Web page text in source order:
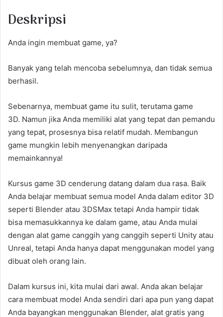
Deskripsi
Anda ingin membuat game, ya?
Banyak yang telah mencoba sebelumnya, dan tidak semua
berhasil.
Sebenarnya, membuat game itu sulit, terutama game
3D. Namun jika Anda memiliki alat yang tepat dan pemandu
yang tepat, prosesnya bisa relatif mudah. Membangun
game mungkin lebih menyenangkan daripada
memainkannya!
Kursus game 3D cenderung datang dalam dua rasa. Baik
Anda belajar membuat semua model Anda dalam editor 3D
seperti Blender atau 3DSMax tetapi Anda hampir tidak
bisa memasukkannya ke dalam game, atau Anda mulai
dengan alat game canggih yang canggih seperti Unity atau
Unreal, tetapi Anda hanya dapat menggunakan model yang
dibuat oleh orang lain.
Dalam kursus ini, kita mulai dari awal. Anda akan belajar
cara membuat model Anda sendiri dari apa pun yang dapat
Anda bayangkan menggunakan Blender, alat gratis yang